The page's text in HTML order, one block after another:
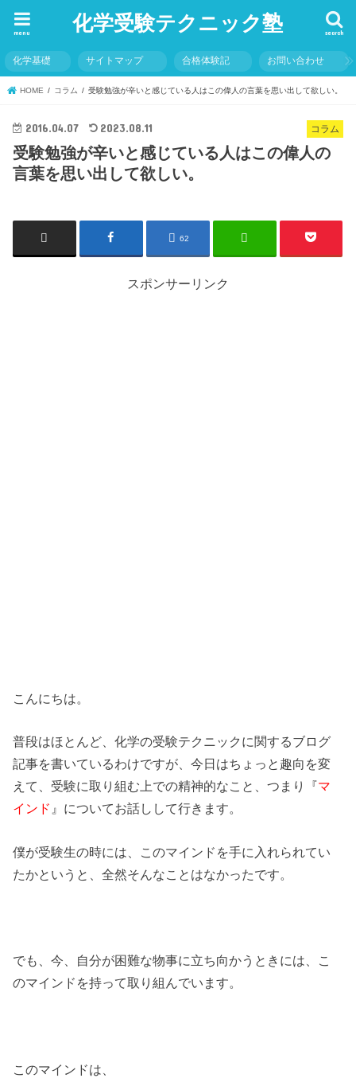
化学受験テクニック塾 search
menu
化学基礎 サイトマップ 合格体験記 お問い合わせ
HOME コラム 受験勉強が辛いと感じている人はこの偉人の言葉を思い出して欲しい。
コラム
2016.04.07 2023.08.11
受験勉強が辛いと感じている人はこの偉人の
言葉を思い出して欲しい。
62
スポンサーリンク
こんにちは。
普段はほとんど、化学の受験テクニックに関するブログ
記事を書いているわけですが、今日はちょっと趣向を変
えて、受験に取り組む上での精神的なこと、つまり『マ
インド 』についてお話しして行きます。
僕が受験生の時には、このマインドを手に入れられてい
たかというと、全然そんなことはなかったです。
でも、今、自分が困難な物事に立ち向かうときには、こ
のマインドを持って取り組んでいます。
このマインドは、